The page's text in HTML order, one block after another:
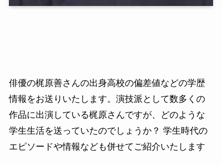
俳優の梶原善さんの出身高校の偏差値などの学歴
情報をお送りいたします。演技派として数多くの
作品に出演している梶原さんですが、どのような
学生生活を送っていたのでしょうか？ 学生時代の
エピソードや情報なども併せてご紹介いたします